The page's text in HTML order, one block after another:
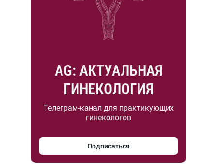
AG: АКТУАЛЬНАЯ
ГИНЕКОЛОГИЯ
Телеграм-канал для практикующих
гинекологов
Подписаться